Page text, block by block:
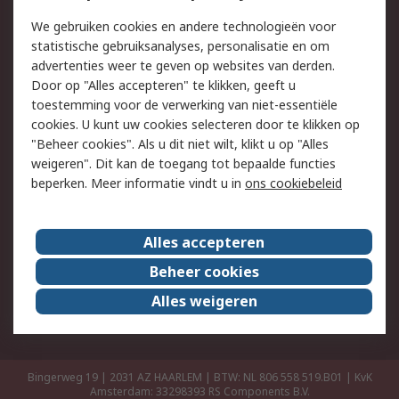
Track & Trace
Wettelijk
Cookiebeleid
Email veiligheid
Privacybeleid
Websitevoorwaarden
Algemene
verkoopvoorwaarden
Over RS
RS Group
Over ons
RS wereldwijd
Werken bij RS
ESG
Bingerweg 19 | 2031 AZ HAARLEM | BTW: NL 806 558 519.B01 | KvK
Amsterdam: 33298393 RS Components B.V.
We gebruiken cookies en andere technologieën voor
statistische gebruiksanalyses, personalisatie en om
advertenties weer te geven op websites van derden.
Door op "Alles accepteren" te klikken, geeft u
toestemming voor de verwerking van niet-essentiële
cookies. U kunt uw cookies selecteren door te klikken op
"Beheer cookies". Als u dit niet wilt, klikt u op "Alles
weigeren". Dit kan de toegang tot bepaalde functies
beperken. Meer informatie vindt u in ons cookiebeleid
Alles accepteren
Beheer cookies
Alles weigeren